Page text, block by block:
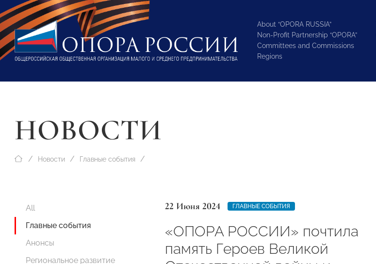
About “OPORA RUSSIA”
Non-Profit Partnership “OPORA”
Committees and Commissions
Regions
НОВОСТИ
Новости Главные события
All
Главные события
Анонсы
Региональное развитие
22 Июня 2024 ГЛАВНЫЕ СОБЫТИЯ
«ОПОРА РОССИИ» почтила
память Героев Великой